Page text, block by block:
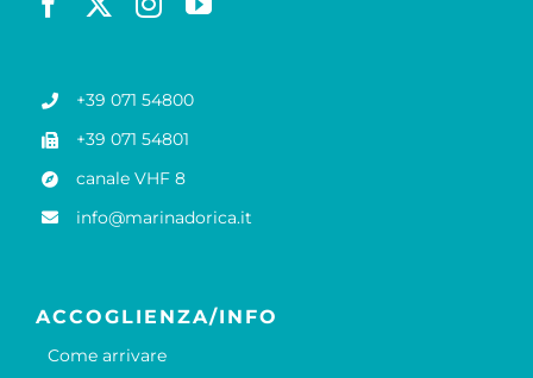
+39 071 54800
+39 071 54801
canale VHF 8
info@marinadorica.it
ACCOGLIENZA/INFO
Come arrivare